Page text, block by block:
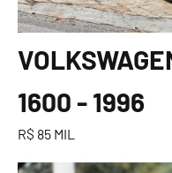
1600 - 1996
R$ 85 MIL